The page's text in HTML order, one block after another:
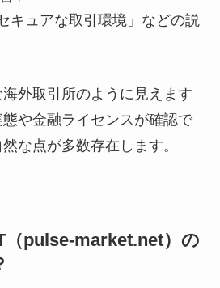
キュアな取引環境」などの説
外取引所のように見えます
や金融ライセンスが確認で
な点が多数存在します。
（pulse-market.net）の